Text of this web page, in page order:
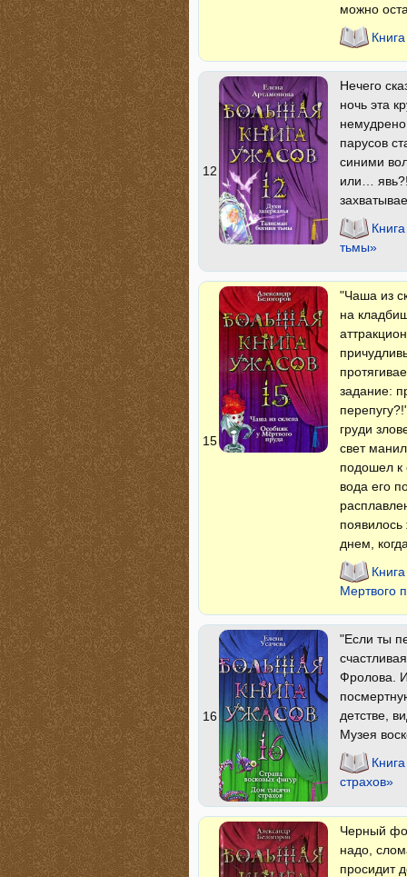
можно
12
Нечего
ночь эта
парусов
синими
или…
тьмы»
15
"Чаша из
на
задание:
груди
свет
подошел к
вода его
днем,
Мертвого
16
"Если ты
Фролова. И
детстве,
Музея
страхов»
Черный
надо,
просидит